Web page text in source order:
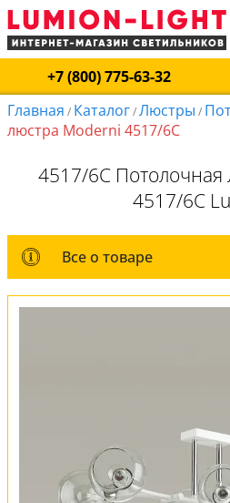
+7 (800) 775-63-32
Главная / Каталог/Люстры /
люстра Moderni 4517/6C
4517/6C
4517/6C
Все о товаре
Все о товаре
Оплата и доставка
Обмен и возврат